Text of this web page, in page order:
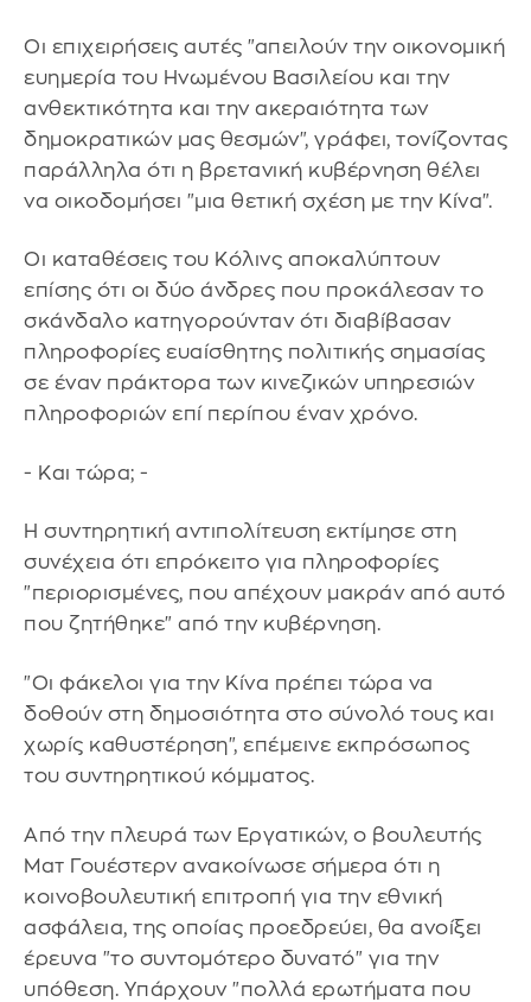
Οι επιχειρήσεις αυτές "απειλούν την οικονομική
ευημερία του Ηνωμένου Βασιλείου και την
ανθεκτικότητα και την ακεραιότητα των
δημοκρατικών μας θεσμών", γράφει, τονίζοντας
παράλληλα ότι η βρετανική κυβέρνηση θέλει
να οικοδομήσει "μια θετική σχέση με την Κίνα".
Οι καταθέσεις του Κόλινς αποκαλύπτουν
επίσης ότι οι δύο άνδρες που προκάλεσαν το
σκάνδαλο κατηγορούνταν ότι διαβίβασαν
πληροφορίες ευαίσθητης πολιτικής σημασίας
σε έναν πράκτορα των κινεζικών υπηρεσιών
πληροφοριών επί περίπου έναν χρόνο.
- Και τώρα; -
Η συντηρητική αντιπολίτευση εκτίμησε στη
συνέχεια ότι επρόκειτο για πληροφορίες
"περιορισμένες, που απέχουν μακράν από αυτό
που ζητήθηκε" από την κυβέρνηση.
"Οι φάκελοι για την Κίνα πρέπει τώρα να
δοθούν στη δημοσιότητα στο σύνολό τους και
χωρίς καθυστέρηση", επέμεινε εκπρόσωπος
του συντηρητικού κόμματος.
Από την πλευρά των Εργατικών, ο βουλευτής
Ματ Γουέστερν ανακοίνωσε σήμερα ότι η
κοινοβουλευτική επιτροπή για την εθνική
ασφάλεια, της οποίας προεδρεύει, θα ανοίξει
έρευνα "το συντομότερο δυνατό" για την
υπόθεση. Υπάρχουν "πολλά ερωτήματα που